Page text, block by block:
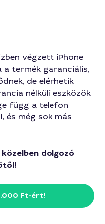
végzett iPhone
a termék garanciális,
de elérhetik
nélküli eszközök
függ a telefon
és még sok más
dolgozó
Ft-ért!